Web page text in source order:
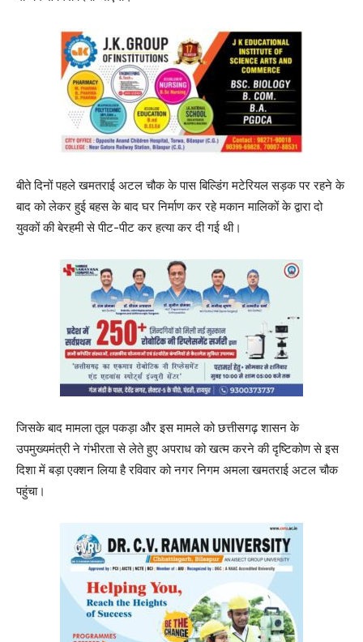
बीते दिनों पहले खमतराई अटल चौक के पास बिल्डिंग मटेरियल सड़क पर रहने के
बाद को लेकर हुई बहस के बाद घर निर्माण कर रहे मकान मालिकों के द्वारा दो
युवकों की बेरहमी से पीट-पीट कर हत्या कर दी गई थी।
जिसके बाद मामला तूल पकड़ा और इस मामले को छत्तीसगढ़ शासन के
उपमुख्यमंत्री ने गंभीरता से लेते हुए अपराध को खत्म करने की दृष्टिकोण से इस
दिशा में बड़ा एक्शन लिया है रविवार को नगर निगम अमला खमतराई अटल चौक
पहुंचा।